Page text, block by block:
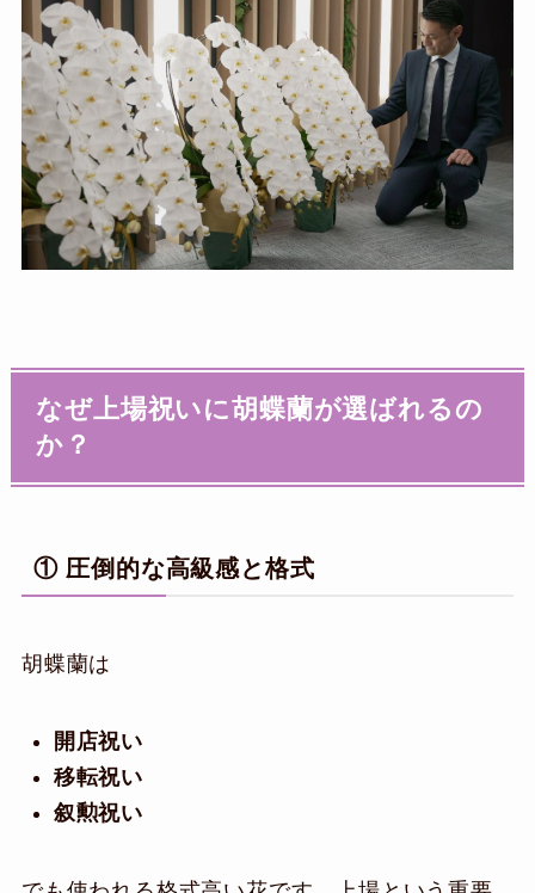
なぜ上場祝いに胡蝶蘭が選ばれるの
か？
① 圧倒的な高級感と格式
胡蝶蘭は
開店祝い
移転祝い
叙勲祝い